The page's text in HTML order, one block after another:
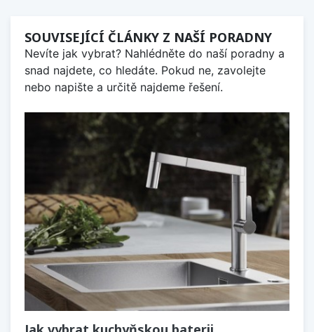
SOUVISEJÍCÍ ČLÁNKY Z NAŠÍ PORADNY
Nevíte jak vybrat? Nahlédněte do naší poradny a
snad najdete, co hledáte. Pokud ne, zavolejte
nebo napište a určitě najdeme řešení.